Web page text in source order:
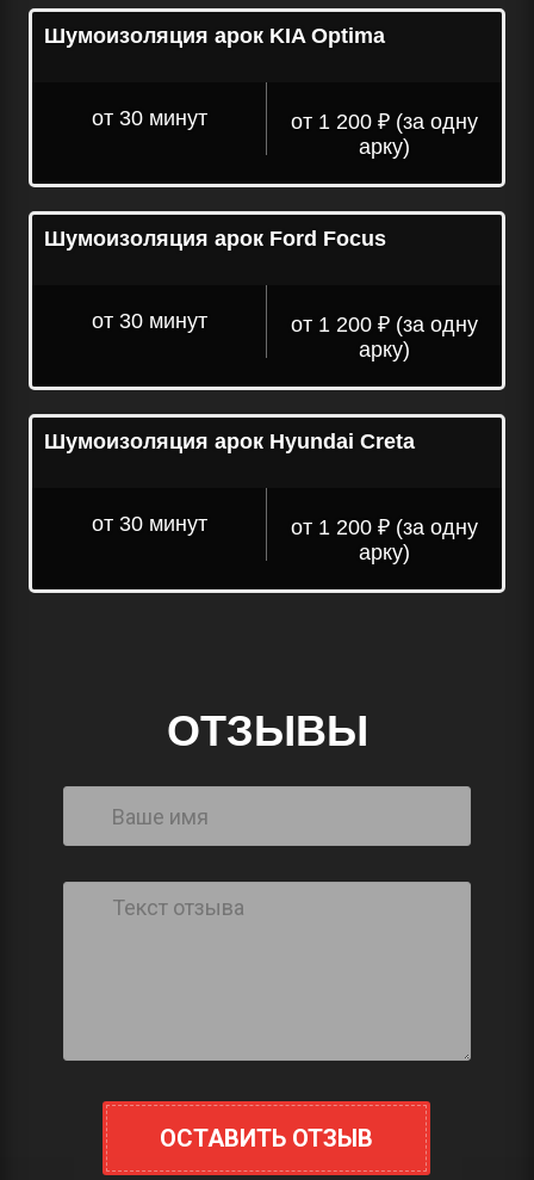
Шумоизоляция арок KIA Optima
от 30 минут
от 1 200 ₽ (за одну
арку)
Шумоизоляция арок Ford Focus
от 30 минут
от 1 200 ₽ (за одну
арку)
Шумоизоляция арок Hyundai Creta
от 30 минут
от 1 200 ₽ (за одну
арку)
ОТЗЫВЫ
ОСТАВИТЬ ОТЗЫВ